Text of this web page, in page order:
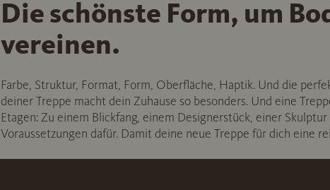
Die schönste Form, um
vereinen.
Farbe, Struktur, Format, Form, Oberfläche, Haptik. Und die
deiner Treppe macht dein Zuhause so besonders. Und eine
Etagen: Zu einem Blickfang, einem Designerstück, einer
Voraussetzungen dafür. Damit deine neue Treppe für dich eine